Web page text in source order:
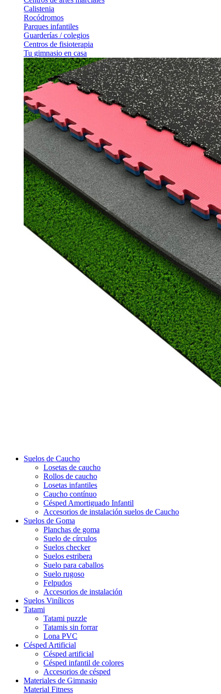
Calistenia
Rocódromos
Parques infantiles
Guarderías / colegios
Centros de fisioterapia
Tu gimnasio en casa
Suelos de Caucho
Losetas de caucho
Rollos de caucho
Losetas infantiles
Caucho contínuo
Césped Amortiguado Infantil
Accesorios de instalación suelos de Caucho
Suelos de Goma
Planchas de goma
Suelo de círculos
Suelos checker
Suelos estribera
Suelo para caballos
Suelo rugoso
Felpudos
Accesorios de instalación
Suelos Vinílicos
Tatami
Tatami puzzle
Tatamis sin forrar
Lona PVC
Césped Artificial
Césped artificial
Césped infantil de colores
Accesorios de césped
Materiales de Gimnasio
Material Fitness